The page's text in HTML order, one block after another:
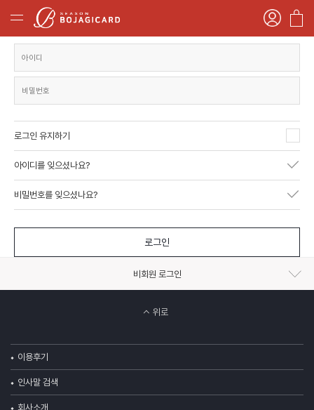
로그인 유지하기
아이디를 잊으셨나요?
비밀번호를 잊으셨나요?
로그인
비회원 로그인
위로
이용후기
인사말 검색
회사소개